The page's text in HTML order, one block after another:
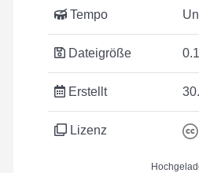
Tempo
Dateigröße
Erstellt
Lizenz